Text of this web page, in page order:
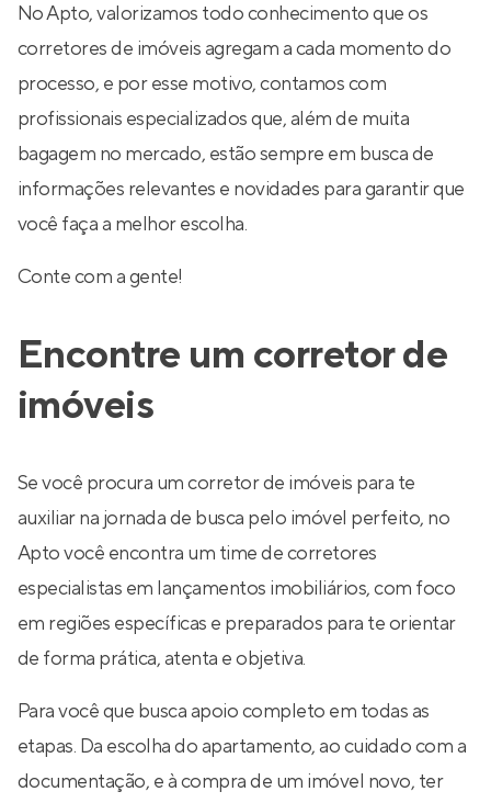
No Apto, valorizamos todo conhecimento que os
corretores de imóveis agregam a cada momento do
processo, e por esse motivo, contamos com
profissionais especializados que, além de muita
bagagem no mercado, estão sempre em busca de
informações relevantes e novidades para garantir que
você faça a melhor escolha.
Conte com a gente!
Encontre um corretor de
imóveis
Se você procura um corretor de imóveis para te
auxiliar na jornada de busca pelo imóvel perfeito, no
Apto você encontra um time de corretores
especialistas em lançamentos imobiliários, com foco
em regiões específicas e preparados para te orientar
de forma prática, atenta e objetiva.
Para você que busca apoio completo em todas as
etapas. Da escolha do apartamento, ao cuidado com a
documentação, e à compra de um imóvel novo, ter